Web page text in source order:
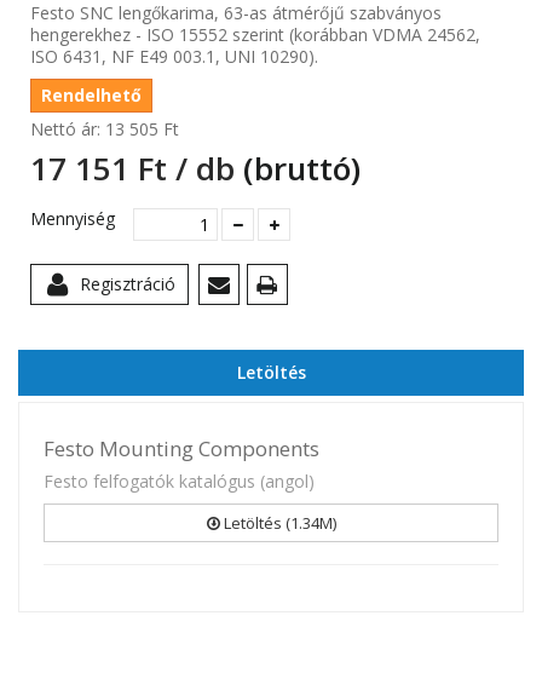
Festo SNC lengőkarima, 63-as átmérőjű szabványos
hengerekhez - ISO 15552 szerint (korábban VDMA 24562,
ISO 6431, NF E49 003.1, UNI 10290).
Rendelhető
Nettó ár: 13 505 Ft‎
17 151 Ft‎ / db (bruttó)
Mennyiség
Regisztráció
Letöltés
Festo Mounting Components
Festo felfogatók katalógus (angol)
Letöltés (1.34M)